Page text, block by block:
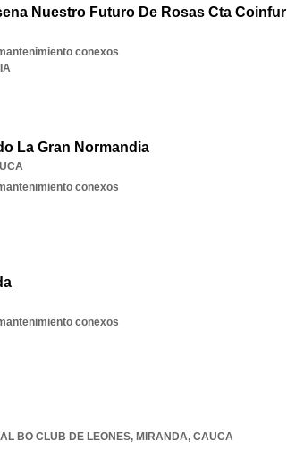
Nuestro Futuro De Rosas Cta Coinfur
conexos
La Gran Normandia
conexos
conexos
BO CLUB DE LEONES, MIRANDA, CAUCA